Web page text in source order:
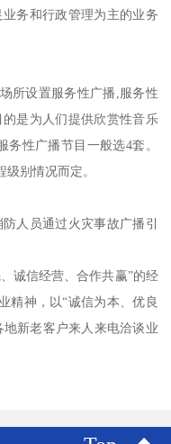
务和行政管理为主的业务
所设置服务性广播,服务性
是为人们提供欣赏性音乐
性广播节目一般选4套。
别情况而定。
人员通过火灾事故广播引
诚信经营、合作共赢”的经
精神，以“诚信为本、优良
新老客户来人来电洽谈业